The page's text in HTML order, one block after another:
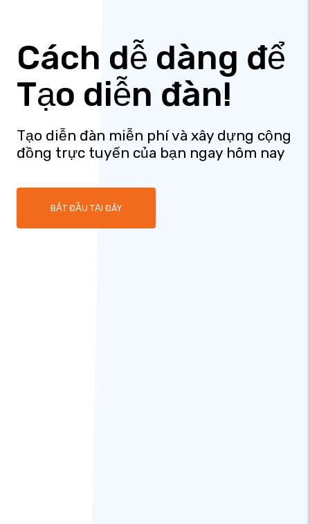
Cách dễ dàng để
Tạo diễn đàn!
Tạo diễn đàn miễn phí và xây dựng cộng
đồng trực tuyến của bạn ngay hôm nay
BẮT ĐẦU TẠI ĐÂY